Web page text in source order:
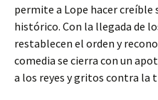
permite a Lope hacer
histórico. Con la llegada de
restablecen el orden y
comedia se cierra con un
a los reyes y gritos contra la